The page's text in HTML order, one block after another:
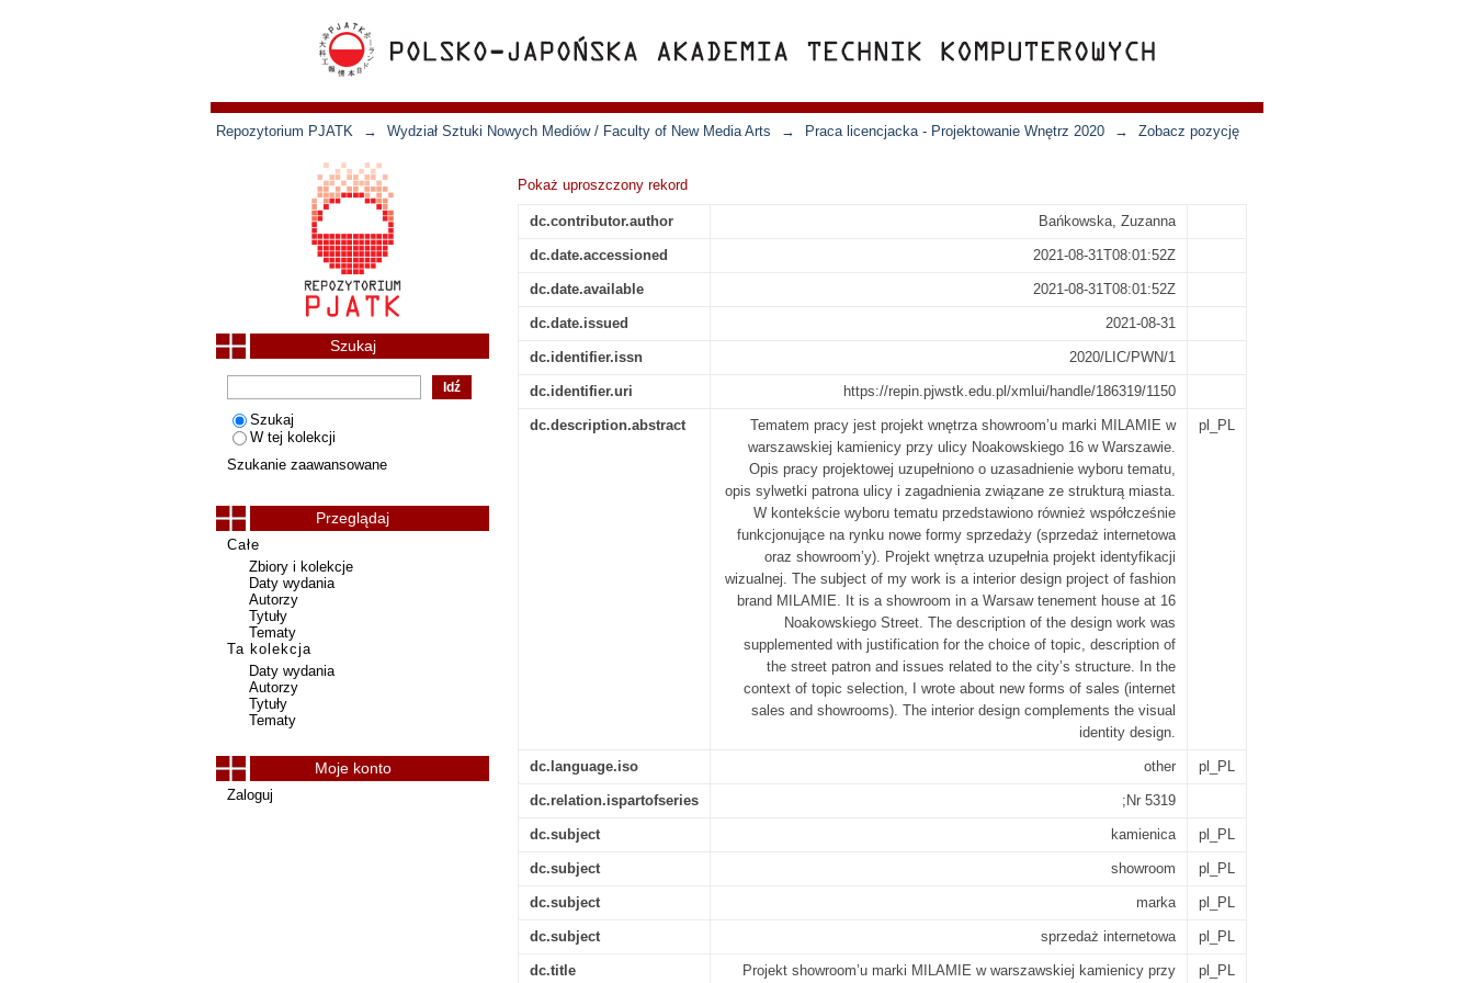
Repozytorium PJATK → Wydział Sztuki Nowych Mediów / Faculty of New Media Arts → Praca licencjacka - Projektowanie Wnętrz 2020 → Zobacz pozycję
Pokaż uproszczony rekord
dc.contributor.author Bańkowska, Zuzanna
dc.date.accessioned 2021-08-31T08:01:52Z
dc.date.available 2021-08-31T08:01:52Z
dc.date.issued 2021-08-31
dc.identifier.issn 2020/LIC/PWN/1
dc.identifier.uri https://repin.pjwstk.edu.pl/xmlui/handle/186319/1150
dc.description.abstract
Tematem pracy jest projekt wnętrza showroom’u marki MILAMIE w
warszawskiej kamienicy przy ulicy Noakowskiego 16 w Warszawie.
Opis pracy projektowej uzupełniono o uzasadnienie wyboru tematu,
opis sylwetki patrona ulicy i zagadnienia związane ze strukturą miasta.
W kontekście wyboru tematu przedstawiono również współcześnie
funkcjonujące na rynku nowe formy sprzedaży (sprzedaż internetowa
oraz showroom’y). Projekt wnętrza uzupełnia projekt identyfikacji
wizualnej. The subject of my work is a interior design project of fashion
brand MILAMIE. It is a showroom in a Warsaw tenement house at 16
Noakowskiego Street. The description of the design work was
supplemented with justification for the choice of topic, description of
the street patron and issues related to the city’s structure. In the
context of topic selection, I wrote about new forms of sales (internet
sales and showrooms). The interior design complements the visual
identity design.
pl_PL
dc.language.iso other pl_PL
dc.relation.ispartofseries ;Nr 5319
dc.subject kamienica pl_PL
dc.subject showroom pl_PL
dc.subject marka pl_PL
dc.subject sprzedaż internetowa pl_PL
dc.title Projekt showroom’u marki MILAMIE w warszawskiej kamienicy przy pl_PL
Szukaj
Szukaj
W tej kolekcji
Szukanie zaawansowane
Przeglądaj
Całe
Zbiory i kolekcje
Daty wydania
Autorzy
Tytuły
Tematy
Ta kolekcja
Daty wydania
Autorzy
Tytuły
Tematy
Moje konto
Zaloguj